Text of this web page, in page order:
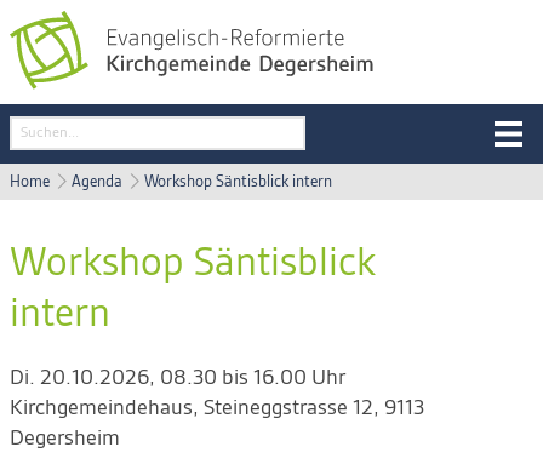
Home Agenda Workshop Säntisblick intern
Workshop Säntisblick
intern
Di. 20.10.2026, 08.30 bis 16.00 Uhr
Kirchgemeindehaus, Steineggstrasse 12, 9113
Degersheim